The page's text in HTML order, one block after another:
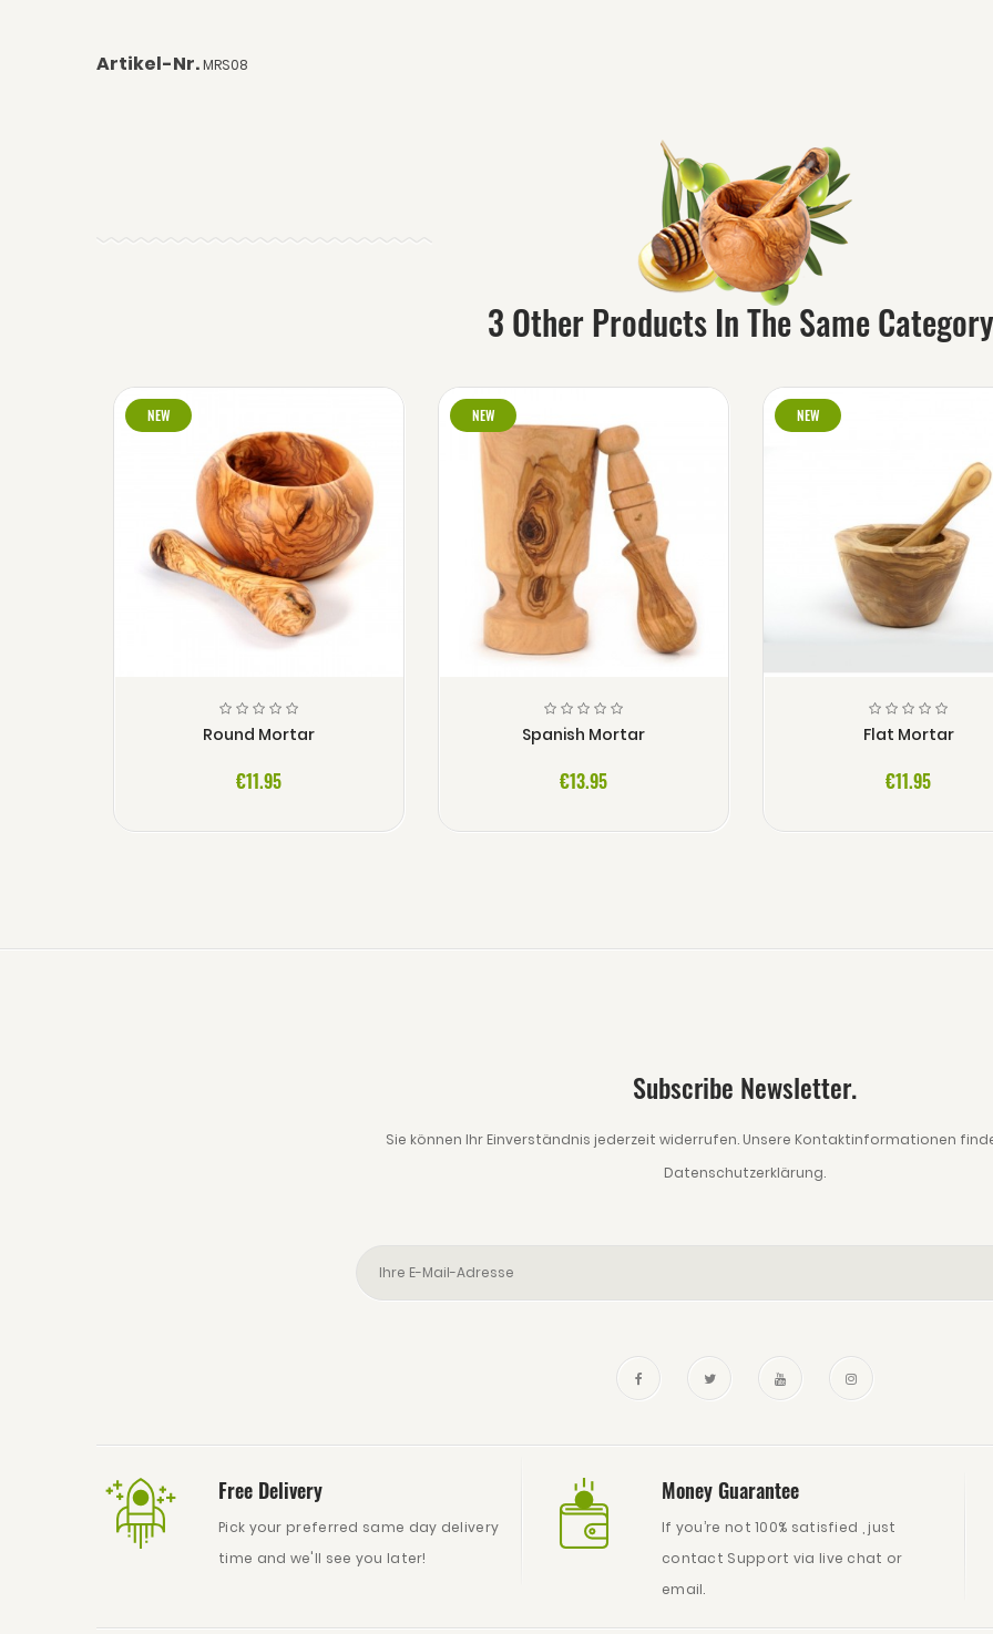
Artikel-Nr.MRS08
3 Other Products In The Same
NEW
Round Mortar
€11.95
NEW
Spanish Mortar
€13.95
NEW
Flat Mortar
€11.95
Subscribe Newsletter.
Sie können Ihr Einverständnis jederzeit widerrufen. Unsere Kontaktinformationen
Datenschutzerklärung.
Free Delivery
Pick your preferred same day delivery
time and we'll see you later!
Money Guarantee
If you’re not 100% satisfied , just
contact Support via live chat or
email.